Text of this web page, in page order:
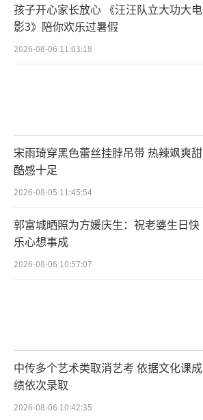
孩子开心家长放心 《汪汪队立大功大电
影3》陪你欢乐过暑假
2026-08-06 11:03:18
宋雨琦穿黑色蕾丝挂脖吊带 热辣飒爽甜
酷感十足
2026-08-05 11:45:54
郭富城晒照为方媛庆生：祝老婆生日快
乐心想事成
2026-08-06 10:57:07
中传多个艺术类取消艺考 依据文化课成
绩依次录取
2026-08-06 10:42:35